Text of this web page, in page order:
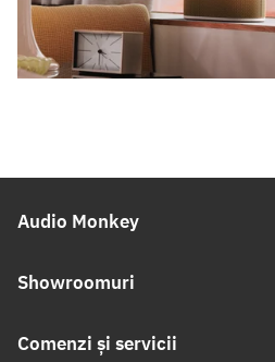
Audio Monkey
Showroomuri
Comenzi și servicii